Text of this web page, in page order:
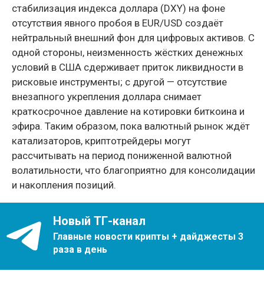
стабилизация индекса доллара (DXY) на фоне
отсутствия явного пробоя в EUR/USD создаёт
нейтральный внешний фон для цифровых активов. С
одной стороны, неизменность жёстких денежных
условий в США сдерживает приток ликвидности в
рисковые инструменты; с другой — отсутствие
внезапного укрепления доллара снимает
краткосрочное давление на котировки биткоина и
эфира. Таким образом, пока валютный рынок ждёт
катализаторов, криптотрейдеры могут
рассчитывать на период пониженной валютной
волатильности, что благоприятно для консолидации
и накопления позиций.
Новый ТГ-канал
Главные новости крипты + дайджесты 3
раза в день